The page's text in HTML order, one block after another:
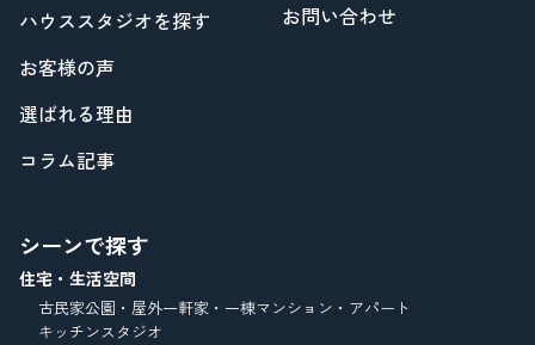
ハウススタジオを探す
お客様の声
選ばれる理由
コラム記事
お問い合わせ
シーンで探す
住宅・生活空間
古民家公園・屋外一軒家・一棟マンション・アパート
キッチンスタジオ